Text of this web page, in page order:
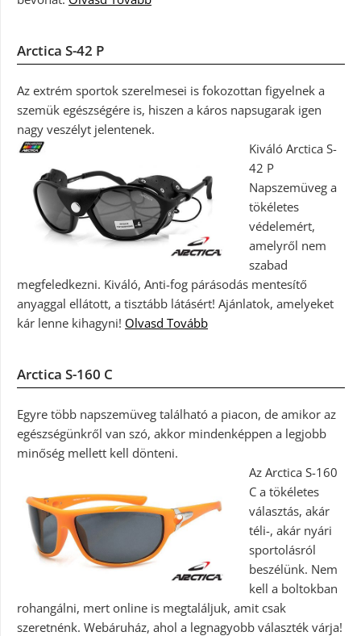
Arctica S-42 P
Az extrém sportok szerelmesei is fokozottan figyelnek a
szemük egészségére is, hiszen a káros napsugarak igen
nagy veszélyt jelentenek.
Kiváló Arctica S-
42 P
Napszemüveg a
tökéletes
védelemért,
amelyről nem
szabad
megfeledkezni. Kiváló, Anti-fog párásodás mentesítő
anyaggal ellátott, a tisztább látásért! Ajánlatok, amelyeket
kár lenne kihagyni! Olvasd Tovább
Arctica S-160 C
Egyre több napszemüveg található a piacon, de amikor az
egészségünkről van szó, akkor mindenképpen a legjobb
minőség mellett kell dönteni.
Az Arctica S-160
C a tökéletes
választás, akár
téli-, akár nyári
sportolásról
beszélünk. Nem
kell a boltokban
rohangálni, mert online is megtaláljuk, amit csak
szeretnénk. Webáruház, ahol a legnagyobb választék várja!